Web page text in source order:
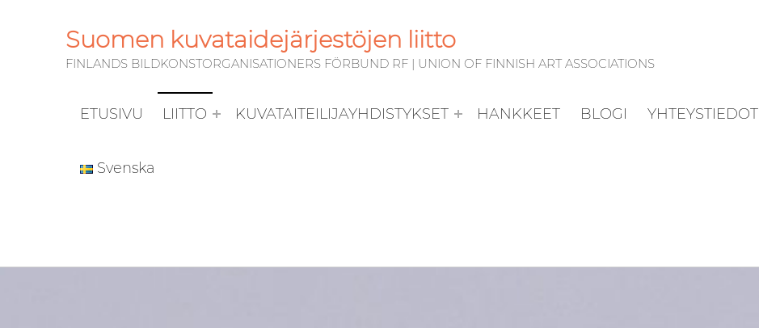
Suomen kuvataidejärjestöjen liitto
FINLANDS BILDKONSTORGANISATIONERS FÖRBUND RF | UNION OF FINNISH ART ASSOCIATIONS
ETUSIVU LIITTO KUVATAITEILIJAYHDISTYKSET HANKKEET BLOGI YHTEYSTIEDOT
Svenska